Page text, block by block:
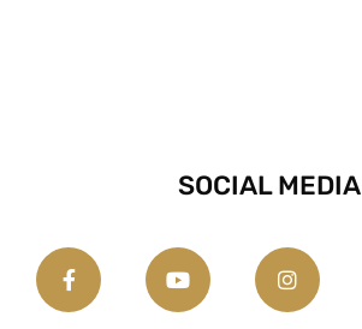
SOCIAL MEDIA